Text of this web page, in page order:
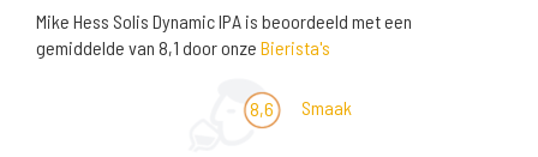
Mike Hess Solis Dynamic IPA is beoordeeld met een
gemiddelde van 8,1 door onze Bierista's
8,6 Smaak